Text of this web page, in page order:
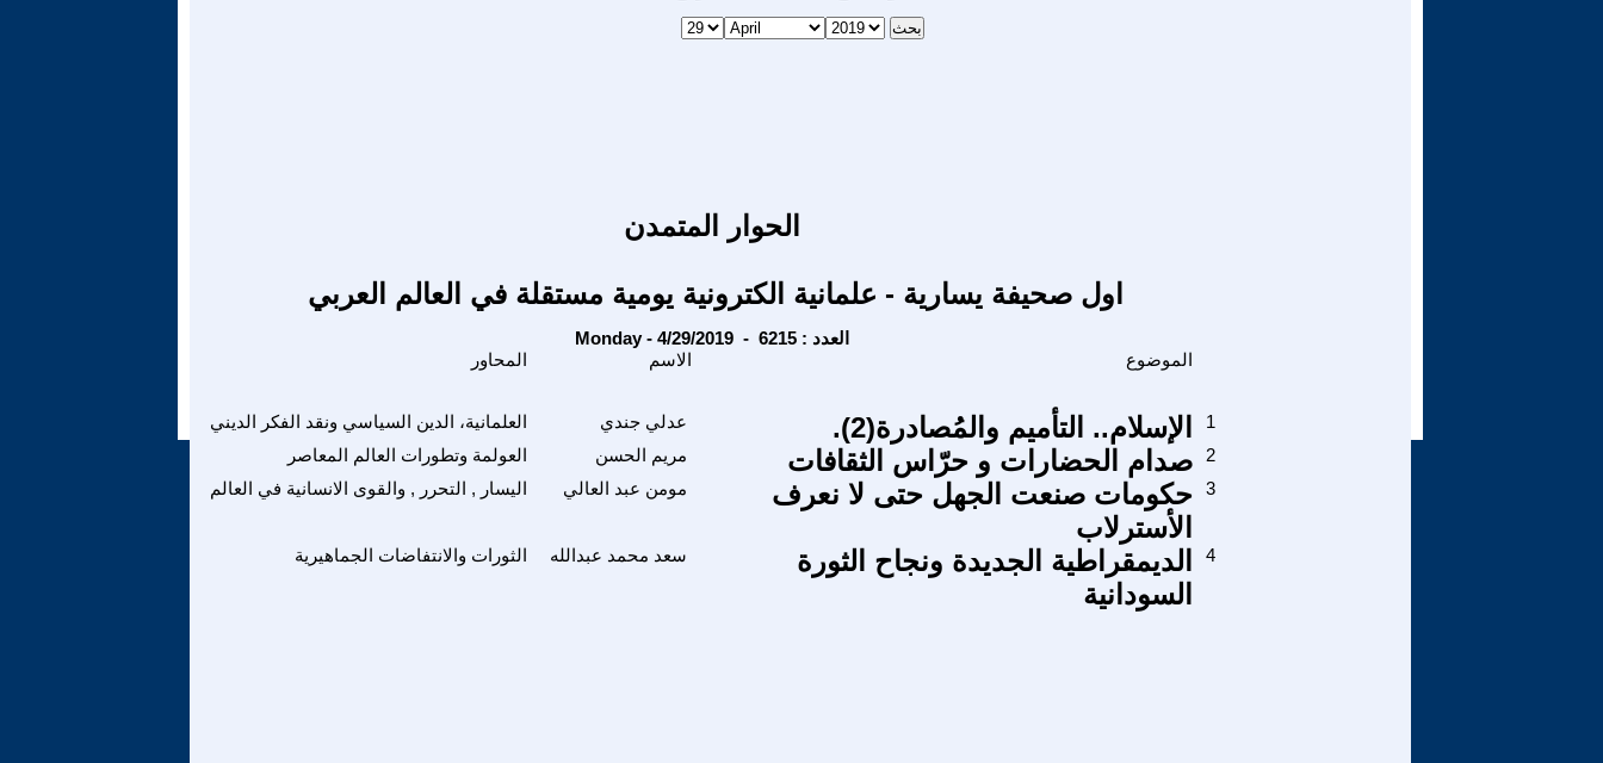
الحوار المتمدن
اول صحيفة يسارية - علمانية الكترونية يومية مستقلة في العالم العربي
Monday - 4/29/2019 - العدد : 6215
الاسم الموضوع
العلمانية، الدين السياسي ونقد الفكر الديني عدلي جندي الإسلام.. التأميم والمُصادرة(2).
1
العولمة وتطورات العالم المعاصر
مريم الحسن صدام الحضارات و حرّاس الثقافات
2
اليسار , التحرر , والقوى الانسانية في العالم
مومن عبد العالي
حكومات صنعت الجهل حتى لا نعرف
الأسترلاب
3
الثورات والانتفاضات الجماهيرية سعد محمد عبدالله
الديمقراطية الجديدة ونجاح الثورة
السودانية
4